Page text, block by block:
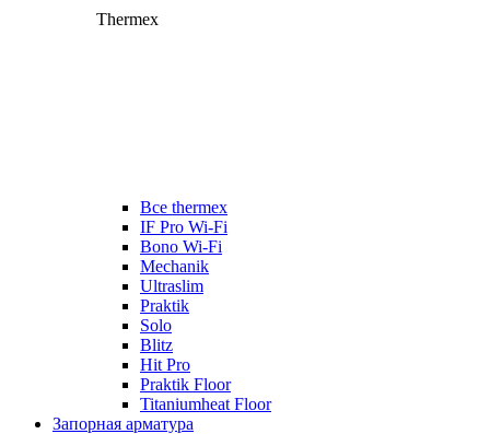
Thermex
Все thermex
IF Pro Wi-Fi
Bono Wi-Fi
Mechanik
Ultraslim
Praktik
Solo
Blitz
Hit Pro
Praktik Floor
Titaniumheat Floor
Запорная арматура